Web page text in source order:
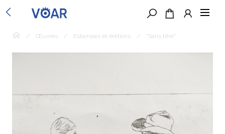
/ Œuvres / Estampes et éditions / "Sans titre"